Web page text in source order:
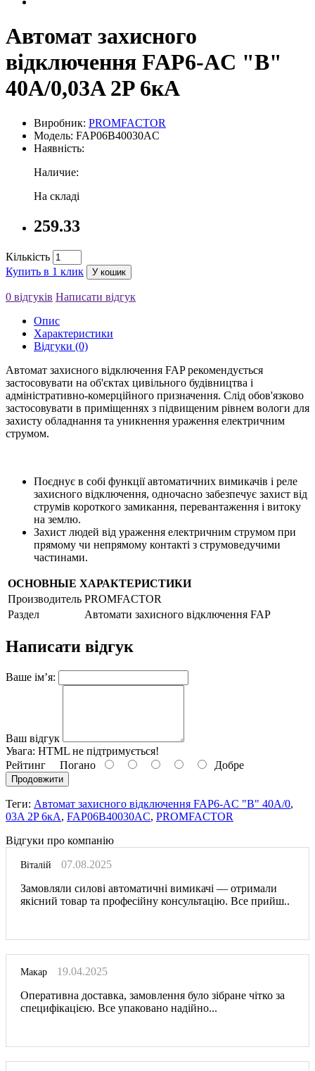
Автомат захисного
відключення FAP6-AC "B"
40А/0,03A 2P 6кА
Виробник: PROMFACTOR
Модель: FAP06B40030AC
Наявність:
Наличие:
На складі
259.33
Кількість
Купить в 1 клик
У кошик
0 відгуків Написати відгук
Опис
Характеристики
Відгуки (0)
Автомат захисного відключення FAP рекомендується
застосовувати на об'єктах цивільного будівництва і
адміністративно-комерційного призначення. Слід обов'язково
застосовувати в приміщеннях з підвищеним рівнем вологи для
захисту обладнання та уникнення ураження електричним
струмом.
Поєднує в собі функції автоматичних вимикачів і реле
захисного відключення, одночасно забезпечує захист від
струмів короткого замикання, перевантаження і витоку
на землю.
Захист людей від ураження електричним струмом при
прямому чи непрямому контакті з струмоведучими
частинами.
ОСНОВНЫЕ ХАРАКТЕРИСТИКИ
Производитель PROMFACTOR
Раздел
Автомати захисного відключення FAP
Написати відгук
Ваше ім’я:
Ваш відгук
Увага: HTML не підтримується!
Рейтинг Погано Добре
Продовжити
Теги: Автомат захисного відключення FAP6-AC "B" 40А/0,
03A 2P 6кА, FAP06B40030AC, PROMFACTOR
Відгуки про компанію
Віталій
07.08.2025
Замовляли силові автоматичні вимикачі — отримали
якісний товар та професійну консультацію. Все прийш..
Макар
19.04.2025
Оперативна доставка, замовлення було зібране чітко за
специфікацією. Все упаковано надійно...